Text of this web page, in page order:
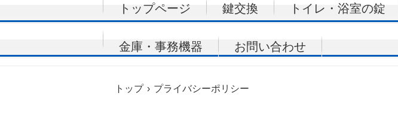
トップページ 鍵交換 トイレ・浴室の錠
金庫・事務機器 お問い合わせ
トップ › プライバシーポリシー